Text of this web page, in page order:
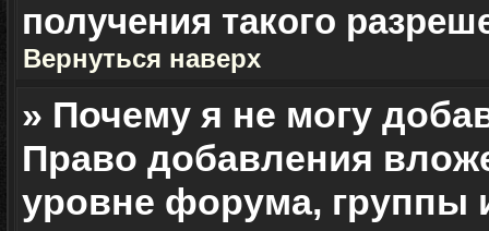
получения такого
Вернуться наверх
» Почему я не могу
Право добавления
уровне форума, группы